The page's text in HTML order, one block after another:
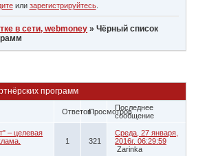
или зарегистрируйтесь.
в сети, webmoney »Чёрный список
программ
ОтветовПросмотровПоследнее
сообщение
– целевая
1 321
Среда, 27 января,
2016г. 06:29:59
Zarinka